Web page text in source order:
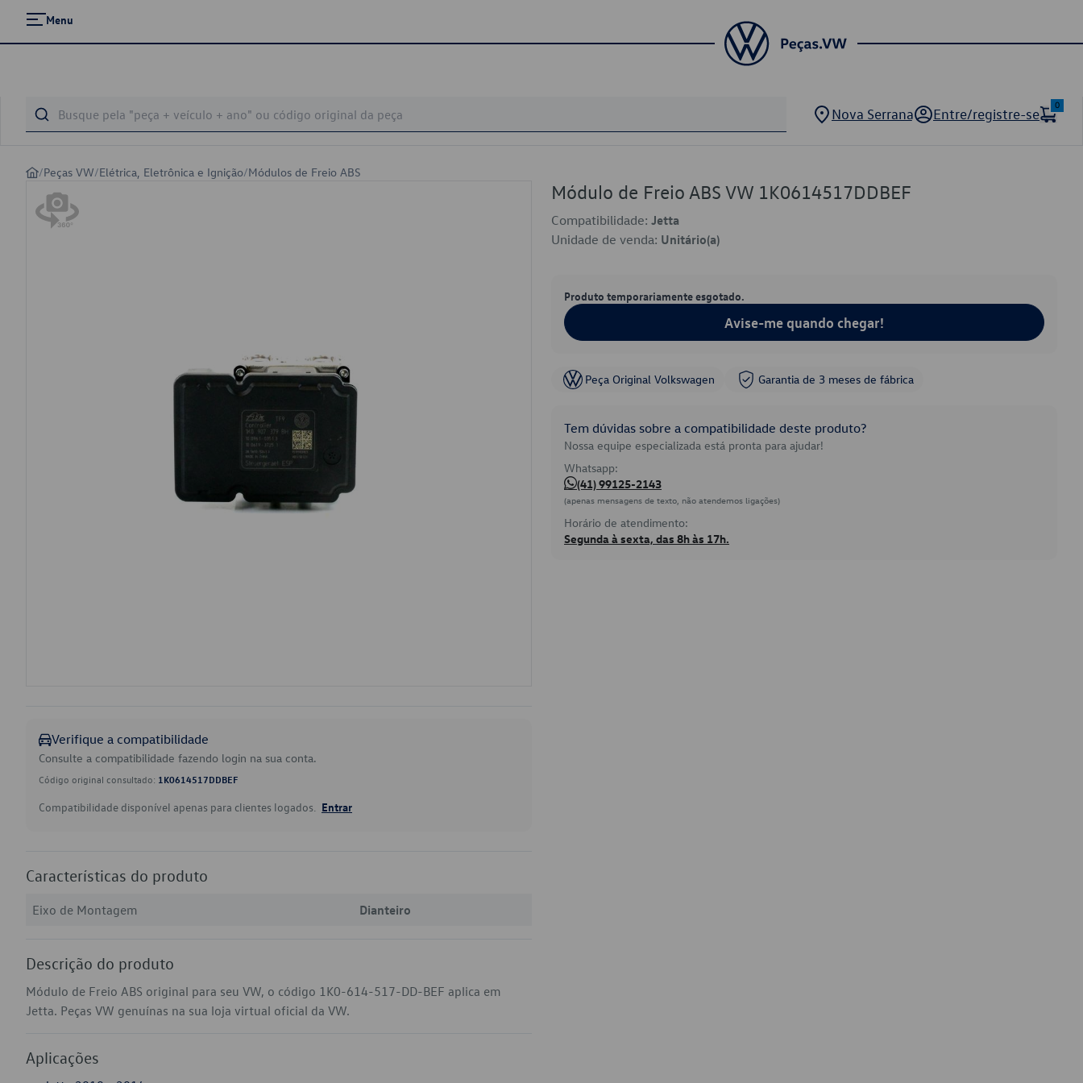
Menu
Nova Serrana Entre/registre-se
0
/Peças VW/Elétrica, Eletrônica e Ignição/Módulos de Freio ABS
Verifique a compatibilidade
Consulte a compatibilidade fazendo login na sua conta.
Código original consultado: 1K0614517DDBEF
Compatibilidade disponível apenas para clientes logados. Entrar
Características do produto
Eixo de Montagem Dianteiro
Descrição do produto
Módulo de Freio ABS original para seu VW, o código 1K0-614-517-DD-BEF aplica em
Jetta. Peças VW genuínas na sua loja virtual oficial da VW.
Aplicações
Módulo de Freio ABS VW 1K0614517DDBEF
Compatibilidade: Jetta
Unidade de venda: Unitário(a)
Produto temporariamente esgotado.
Avise-me quando chegar!
Peça Original Volkswagen Garantia de 3 meses de fábrica
Tem dúvidas sobre a compatibilidade deste produto?
Nossa equipe especializada está pronta para ajudar!
Whatsapp:
(41) 99125-2143
(apenas mensagens de texto, não atendemos ligações)
Horário de atendimento:
Segunda à sexta, das 8h às 17h.